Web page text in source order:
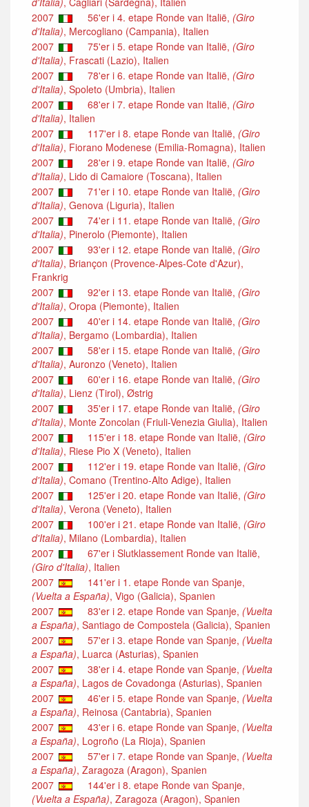
2007
56'er i 4. etape Ronde van Italië, (Giro
d'Italia), Mercogliano (Campania), Italien
2007
75'er i 5. etape Ronde van Italië, (Giro
d'Italia), Frascati (Lazio), Italien
2007
78'er i 6. etape Ronde van Italië, (Giro
d'Italia), Spoleto (Umbria), Italien
2007
68'er i 7. etape Ronde van Italië, (Giro
d'Italia), Italien
2007
117'er i 8. etape Ronde van Italië, (Giro
d'Italia), Fiorano Modenese (Emilia-Romagna), Italien
2007
28'er i 9. etape Ronde van Italië, (Giro
d'Italia), Lido di Camaiore (Toscana), Italien
2007
71'er i 10. etape Ronde van Italië, (Giro
d'Italia), Genova (Liguria), Italien
2007
74'er i 11. etape Ronde van Italië, (Giro
d'Italia), Pinerolo (Piemonte), Italien
2007
93'er i 12. etape Ronde van Italië, (Giro
d'Italia), Briançon (Provence-Alpes-Cote d'Azur),
Frankrig
2007
92'er i 13. etape Ronde van Italië, (Giro
d'Italia), Oropa (Piemonte), Italien
2007
40'er i 14. etape Ronde van Italië, (Giro
d'Italia), Bergamo (Lombardia), Italien
2007
58'er i 15. etape Ronde van Italië, (Giro
d'Italia), Auronzo (Veneto), Italien
2007
60'er i 16. etape Ronde van Italië, (Giro
d'Italia), Lienz (Tirol), Østrig
2007
35'er i 17. etape Ronde van Italië, (Giro
d'Italia), Monte Zoncolan (Friuli-Venezia Giulia), Italien
2007
115'er i 18. etape Ronde van Italië, (Giro
d'Italia), Riese Pio X (Veneto), Italien
2007
112'er i 19. etape Ronde van Italië, (Giro
d'Italia), Comano (Trentino-Alto Adige), Italien
2007
125'er i 20. etape Ronde van Italië, (Giro
d'Italia), Verona (Veneto), Italien
2007
100'er i 21. etape Ronde van Italië, (Giro
d'Italia), Milano (Lombardia), Italien
2007
67'er i Slutklassement Ronde van Italië,
(Giro d'Italia), Italien
2007
141'er i 1. etape Ronde van Spanje,
(Vuelta a España), Vigo (Galicia), Spanien
2007
83'er i 2. etape Ronde van Spanje, (Vuelta
a España), Santiago de Compostela (Galicia), Spanien
2007
57'er i 3. etape Ronde van Spanje, (Vuelta
a España), Luarca (Asturias), Spanien
2007
38'er i 4. etape Ronde van Spanje, (Vuelta
a España), Lagos de Covadonga (Asturias), Spanien
2007
46'er i 5. etape Ronde van Spanje, (Vuelta
a España), Reinosa (Cantabria), Spanien
2007
43'er i 6. etape Ronde van Spanje, (Vuelta
a España), Logroño (La Rioja), Spanien
2007
57'er i 7. etape Ronde van Spanje, (Vuelta
a España), Zaragoza (Aragon), Spanien
2007
144'er i 8. etape Ronde van Spanje,
(Vuelta a España), Zaragoza (Aragon), Spanien